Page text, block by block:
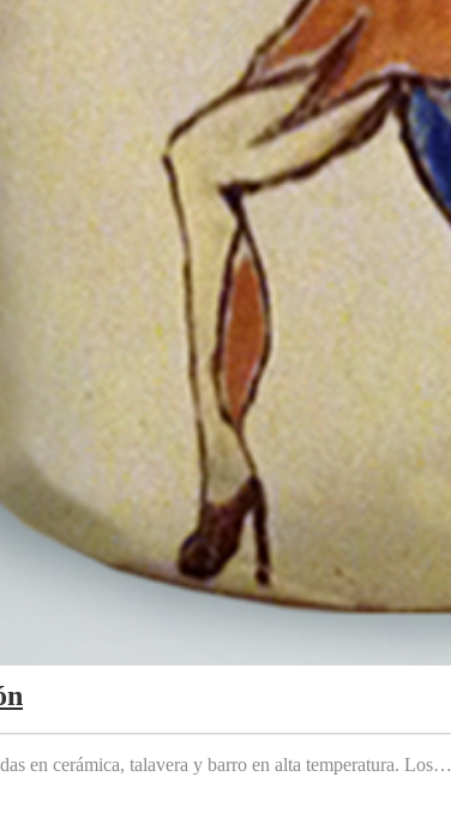
en cerámica, talavera y barro en alta temperatura. Los…